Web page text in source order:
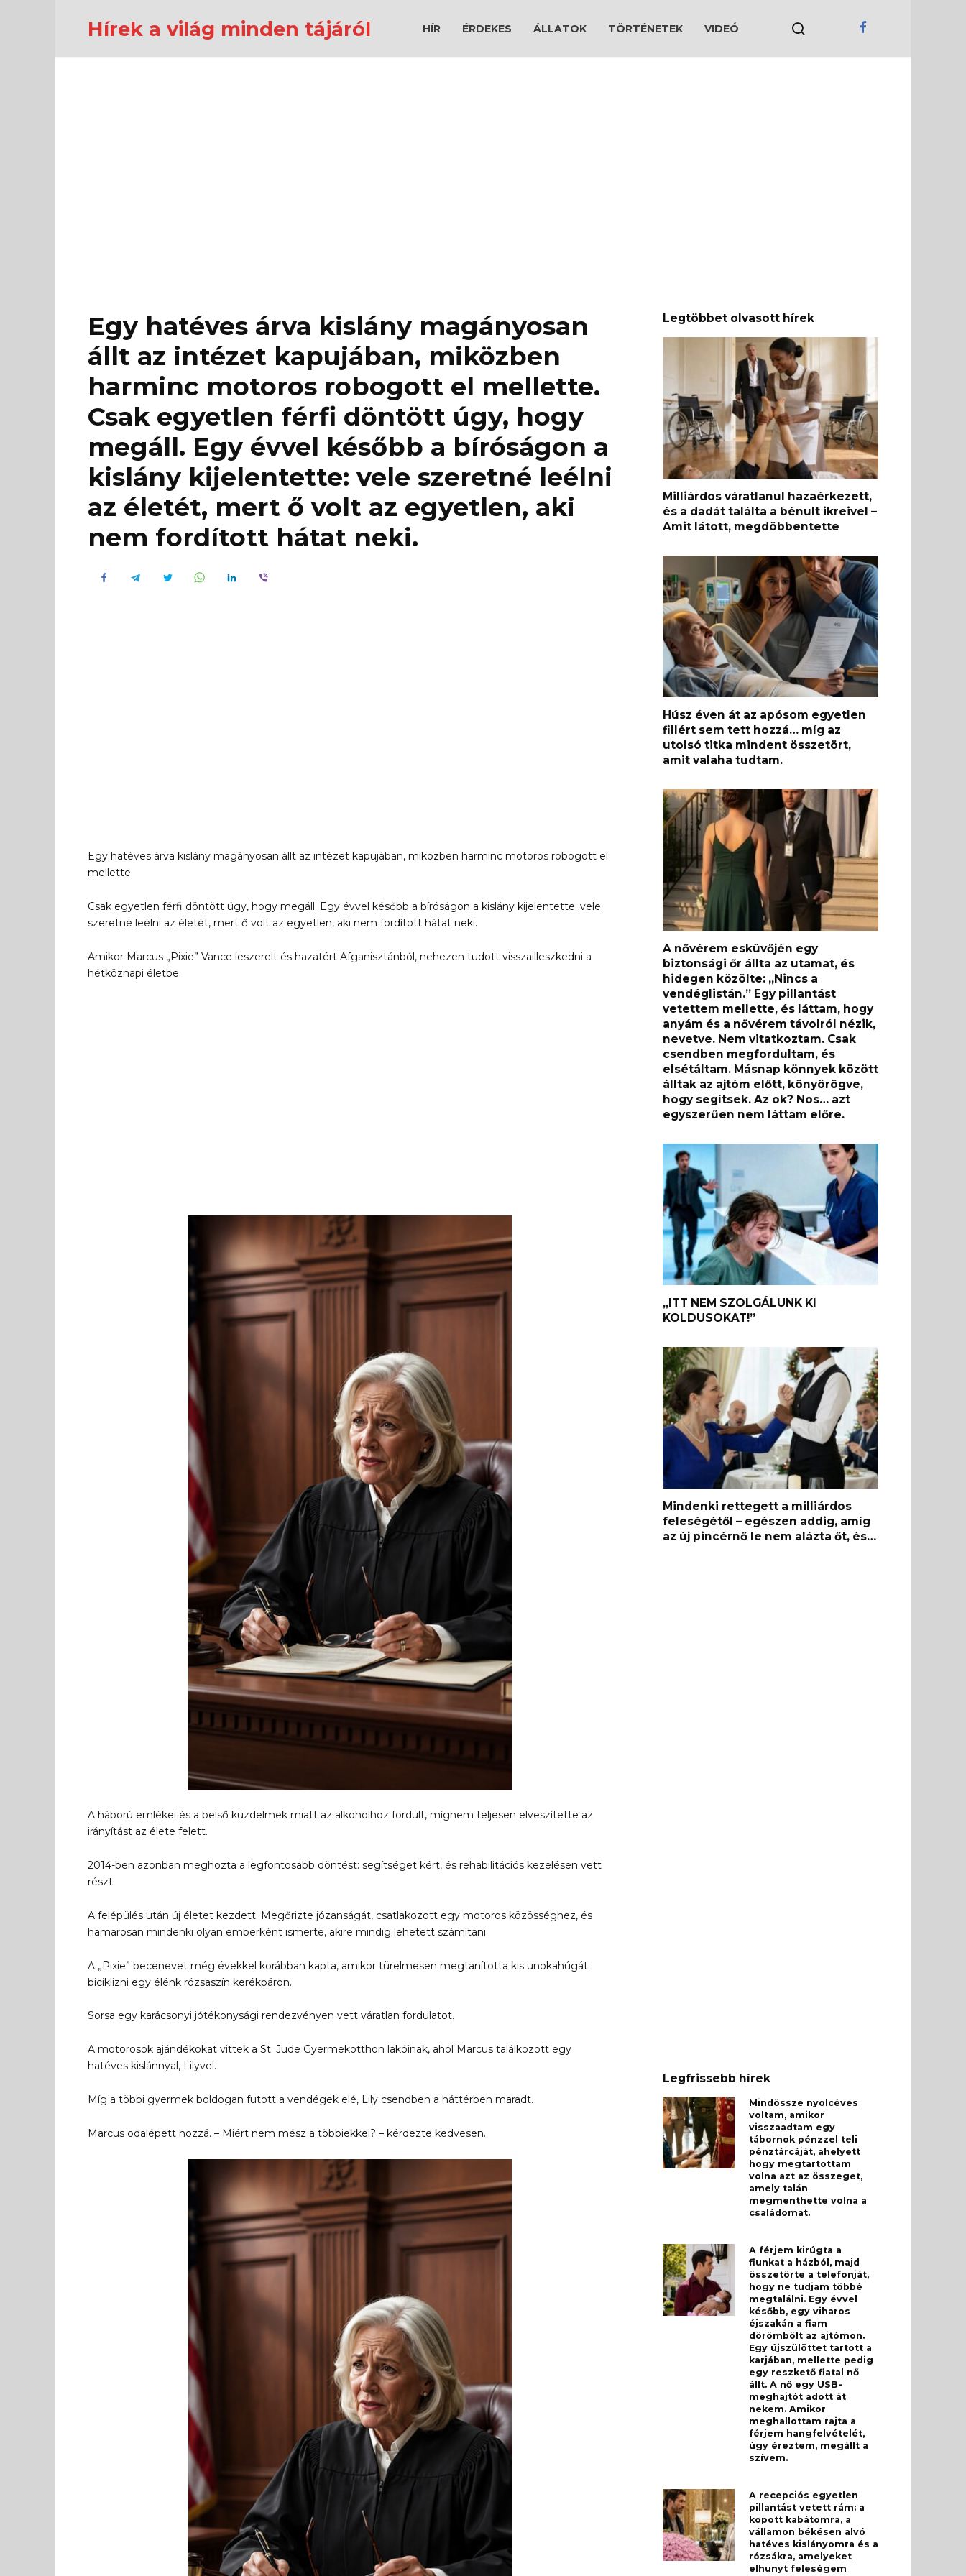
Hírek a világ minden tájáról HÍR ÉRDEKES ÁLLATOK TÖRTÉNETEK VIDEÓ
Egy hatéves árva kislány magányosan
állt az intézet kapujában, miközben
harminc motoros robogott el mellette.
Csak egyetlen férfi döntött úgy, hogy
megáll. Egy évvel később a bíróságon a
kislány kijelentette: vele szeretné leélni
az életét, mert ő volt az egyetlen, aki
nem fordított hátat neki.
Egy hatéves árva kislány magányosan állt az intézet kapujában, miközben harminc motoros robogott el
mellette.
Csak egyetlen férfi döntött úgy, hogy megáll. Egy évvel később a bíróságon a kislány kijelentette: vele
szeretné leélni az életét, mert ő volt az egyetlen, aki nem fordított hátat neki.
Amikor Marcus „Pixie” Vance leszerelt és hazatért Afganisztánból, nehezen tudott visszailleszkedni a
hétköznapi életbe.
A háború emlékei és a belső küzdelmek miatt az alkoholhoz fordult, mígnem teljesen elveszítette az
irányítást az élete felett.
2014-ben azonban meghozta a legfontosabb döntést: segítséget kért, és rehabilitációs kezelésen vett
részt.
A felépülés után új életet kezdett. Megőrizte józanságát, csatlakozott egy motoros közösséghez, és
hamarosan mindenki olyan emberként ismerte, akire mindig lehetett számítani.
A „Pixie” becenevet még évekkel korábban kapta, amikor türelmesen megtanította kis unokahúgát
biciklizni egy élénk rózsaszín kerékpáron.
Sorsa egy karácsonyi jótékonysági rendezvényen vett váratlan fordulatot.
A motorosok ajándékokat vittek a St. Jude Gyermekotthon lakóinak, ahol Marcus találkozott egy
hatéves kislánnyal, Lilyvel.
Míg a többi gyermek boldogan futott a vendégek elé, Lily csendben a háttérben maradt.
Marcus odalépett hozzá. – Miért nem mész a többiekkel? – kérdezte kedvesen.
Legtöbbet olvasott hírek
Milliárdos váratlanul hazaérkezett,
és a dadát találta a bénult ikreivel –
Amit látott, megdöbbentette
Húsz éven át az apósom egyetlen
fillért sem tett hozzá… míg az
utolsó titka mindent összetört,
amit valaha tudtam.
A nővérem esküvőjén egy
biztonsági őr állta az utamat, és
hidegen közölte: „Nincs a
vendéglistán.” Egy pillantást
vetettem mellette, és láttam, hogy
anyám és a nővérem távolról nézik,
nevetve. Nem vitatkoztam. Csak
csendben megfordultam, és
elsétáltam. Másnap könnyek között
álltak az ajtóm előtt, könyörögve,
hogy segítsek. Az ok? Nos… azt
egyszerűen nem láttam előre.
„ITT NEM SZOLGÁLUNK KI
KOLDUSOKAT!”
Mindenki rettegett a milliárdos
feleségétől – egészen addig, amíg
az új pincérnő le nem alázta őt, és…
Legfrissebb hírek
Mindössze nyolcéves
voltam, amikor
visszaadtam egy
tábornok pénzzel teli
pénztárcáját, ahelyett
hogy megtartottam
volna azt az összeget,
amely talán
megmenthette volna a
családomat.
A férjem kirúgta a
fiunkat a házból, majd
összetörte a telefonját,
hogy ne tudjam többé
megtalálni. Egy évvel
később, egy viharos
éjszakán a fiam
dörömbölt az ajtómon.
Egy újszülöttet tartott a
karjában, mellette pedig
egy reszkető fiatal nő
állt. A nő egy USB-
meghajtót adott át
nekem. Amikor
meghallottam rajta a
férjem hangfelvételét,
úgy éreztem, megállt a
szívem.
A recepciós egyetlen
pillantást vetett rám: a
kopott kabátomra, a
vállamon békésen alvó
hatéves kislányomra és a
rózsákra, amelyeket
elhunyt feleségem